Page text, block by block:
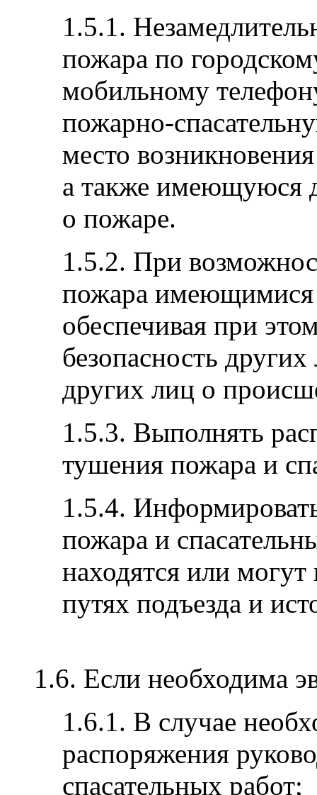
1.5.1.
пожара по
мобильному
пожарно-
место
а также имеющуюся
о пожаре.
1.5.2. При
пожара имеющимися
обеспечивая при
безопасность
других лиц о
1.5.3. Выполнять
тушения пожара и
1.5.4.
пожара и
находятся или могут
путях подъезда и
1.6. Если необходима
1.6.1. В случае
распоряжения
спасательных работ;